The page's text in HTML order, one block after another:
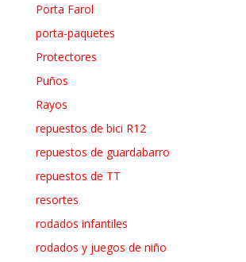
Porta Farol
porta-paquetes
Protectores
Puños
Rayos
repuestos de bici R12
repuestos de guardabarro
repuestos de TT
resortes
rodados infantiles
rodados y juegos de niño